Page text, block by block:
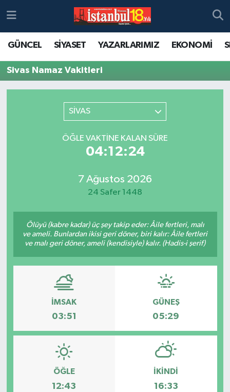
GÜNCEL SİYASET YAZARLARIMIZ EKONOMİ
Sivas Namaz Vakitleri
SİVAS
ÖĞLE VAKTINE KALAN SÜRE
04:12:24
7 Ağustos 2026
24 Safer 1448
Ölüyü (kabre kadar) üç şey takip eder: Âile fertleri, malı
ve ameli. Bunlardan ikisi geri döner, biri kalır: Âile fertleri
ve malı geri döner, ameli (kendisiyle) kalır. (Hadis-i şerif)
İMSAK
03:51
GÜNEŞ
05:29
ÖĞLE
12:43
İKINDI
16:33